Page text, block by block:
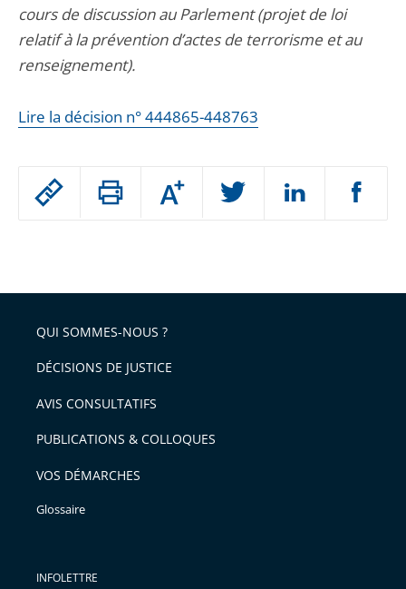
Passer
arriver
après
Augmenter
ou
l'article
pour
avant
cours de discussion au Parlement (projet de loi
relatif à la prévention d’actes de terrorisme et au
renseignement).
Lire la décision n° 444865-448763
QUI SOMMES-NOUS ?
DÉCISIONS DE JUSTICE
AVIS CONSULTATIFS
PUBLICATIONS & COLLOQUES
VOS DÉMARCHES
Glossaire
INFOLETTRE